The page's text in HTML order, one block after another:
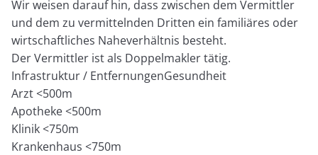
Wir weisen darauf hin, dass zwischen dem Vermittler
und dem zu vermittelnden Dritten ein familiäres oder
wirtschaftliches Naheverhältnis besteht.
Der Vermittler ist als Doppelmakler tätig.
Infrastruktur / EntfernungenGesundheit
Arzt <500m
Apotheke <500m
Klinik <750m
Krankenhaus <750m